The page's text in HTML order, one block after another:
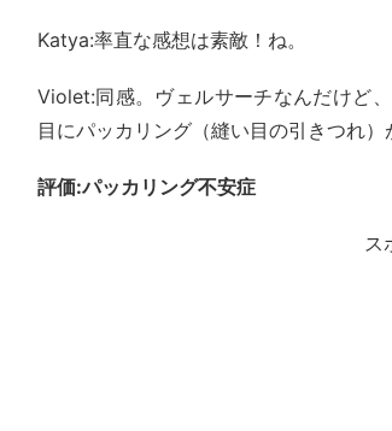
Katya:率直な感想は素敵！ね。
Violet:同感。ヴェルサーチなんだけど
目にパッカリング（縫い目の引きつれ
評価:パッカリング不安症
ス